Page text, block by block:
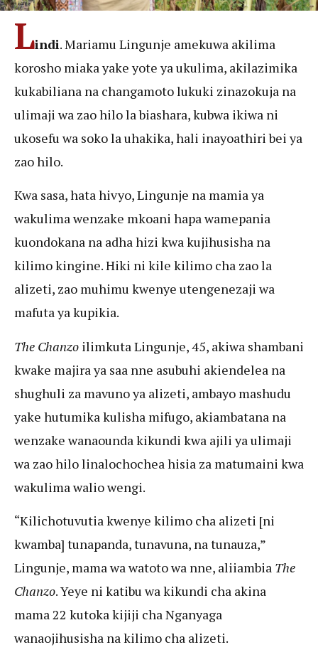
Lindi. Mariamu Lingunje amekuwa akilima
korosho miaka yake yote ya ukulima, akilazimika
kukabiliana na changamoto lukuki zinazokuja na
ulimaji wa zao hilo la biashara, kubwa ikiwa ni
ukosefu wa soko la uhakika, hali inayoathiri bei ya
zao hilo.
Kwa sasa, hata hivyo, Lingunje na mamia ya
wakulima wenzake mkoani hapa wamepania
kuondokana na adha hizi kwa kujihusisha na
kilimo kingine. Hiki ni kile kilimo cha zao la
alizeti, zao muhimu kwenye utengenezaji wa
mafuta ya kupikia.
The Chanzo ilimkuta Lingunje, 45, akiwa shambani
kwake majira ya saa nne asubuhi akiendelea na
shughuli za mavuno ya alizeti, ambayo mashudu
yake hutumika kulisha mifugo, akiambatana na
wenzake wanaounda kikundi kwa ajili ya ulimaji
wa zao hilo linalochochea hisia za matumaini kwa
wakulima walio wengi.
“Kilichotuvutia kwenye kilimo cha alizeti [ni
kwamba] tunapanda, tunavuna, na tunauza,”
Lingunje, mama wa watoto wa nne, aliiambia The
Chanzo. Yeye ni katibu wa kikundi cha akina
mama 22 kutoka kijiji cha Nganyaga
wanaojihusisha na kilimo cha alizeti.